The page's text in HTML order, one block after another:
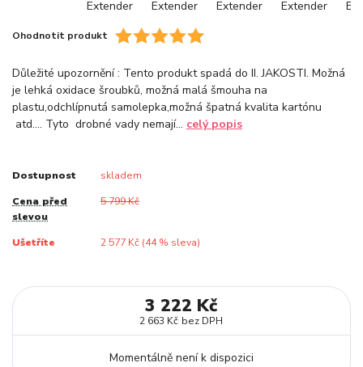
Ohodnotit produkt
Důležité upozornění : Tento produkt spadá do II. JAKOSTI. Možná
je lehká oxidace šroubků, možná malá šmouha na
plastu,odchlípnutá samolepka,možná špatná kvalita kartónu
atd…. Tyto drobné vady nemají... celý popis
Dostupnost skladem
Cena před
slevou
5 799 Kč
Ušetříte 2 577 Kč (44% sleva)
3 222 Kč
2 663 Kč bez DPH
Momentálně není k dispozici